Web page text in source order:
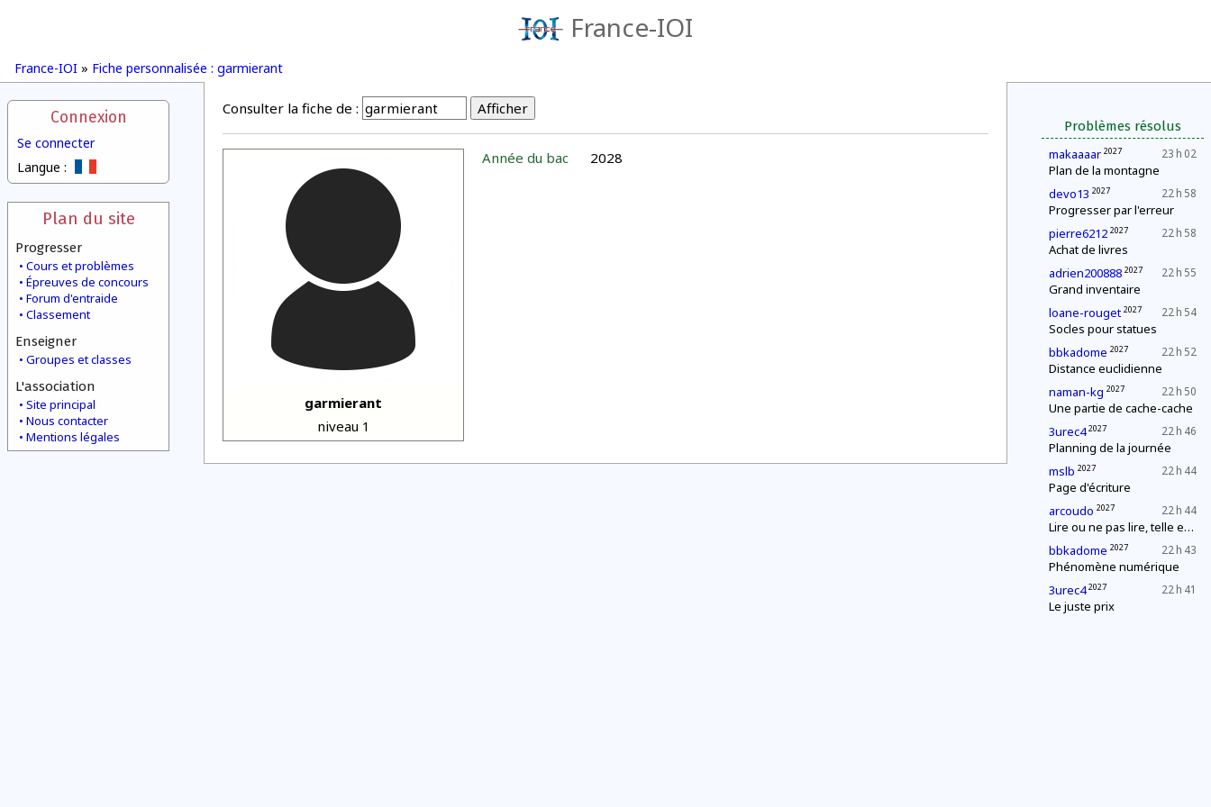
France-IOI
France-IOI » Fiche personnalisée : garmierant
Connexion
Se connecter
Langue :
Plan du site
Progresser
Cours et problèmes
Épreuves de concours
Forum d'entraide
Classement
Enseigner
Groupes et classes
L'association
Site principal
Nous contacter
Mentions légales
Problèmes résolus
23 h 02
makaaaar 2027
Plan de la montagne
22 h 58
devo13 2027
Progresser par l'erreur
22 h 58
pierre6212 2027
Achat de livres
22 h 55
adrien200888 2027
Grand inventaire
22 h 54
loane-rouget 2027
Socles pour statues
22 h 52
bbkadome 2027
Distance euclidienne
22 h 50
naman-kg 2027
Une partie de cache-cache
22 h 46
3urec4 2027
Planning de la journée
22 h 44
mslb 2027
Page d'écriture
22 h 44
arcoudo 2027
Lire ou ne pas lire, telle est la question
22 h 43
bbkadome 2027
Phénomène numérique
22 h 41
3urec4 2027
Le juste prix
Consulter la fiche de :
garmierant
niveau 1
Année du bac 2028